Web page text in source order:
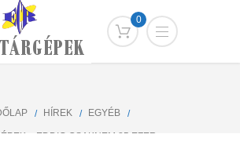
0
HÍREK EGYÉB
– EDDIG CSAKNEM 85 EZER